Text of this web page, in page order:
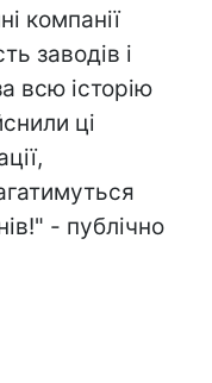
компанії
заводів і
всю історію
ці
- публічно